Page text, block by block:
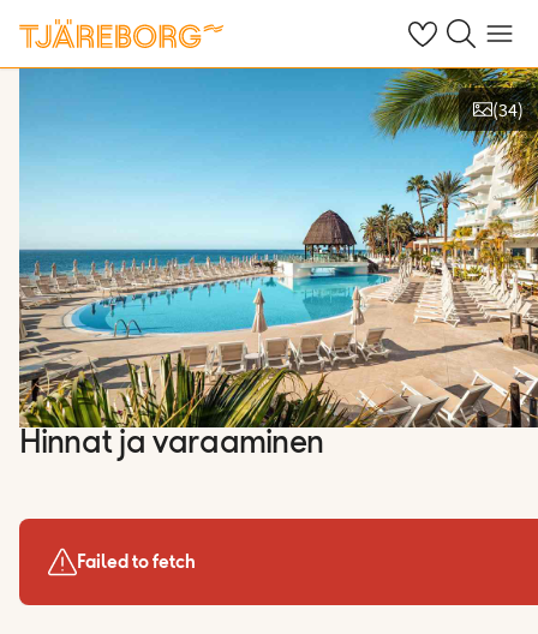
OmatHaku Valikko
Näytä kuvia
(34)
Hinnat ja varaaminen
Failed to fetch